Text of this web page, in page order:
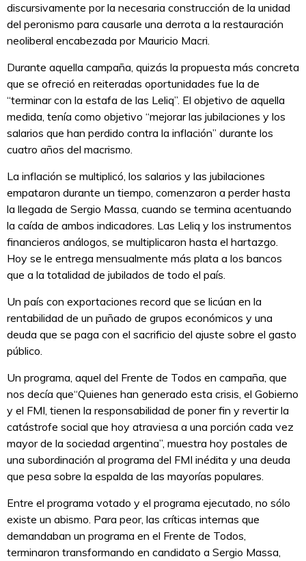
discursivamente por la necesaria construcción de la unidad
del peronismo para causarle una derrota a la restauración
neoliberal encabezada por Mauricio Macri.
Durante aquella campaña, quizás la propuesta más concreta
que se ofreció en reiteradas oportunidades fue la de
“terminar con la estafa de las Leliq”. El objetivo de aquella
medida, tenía como objetivo “mejorar las jubilaciones y los
salarios que han perdido contra la inflación” durante los
cuatro años del macrismo.
La inflación se multiplicó, los salarios y las jubilaciones
empataron durante un tiempo, comenzaron a perder hasta
la llegada de Sergio Massa, cuando se termina acentuando
la caída de ambos indicadores. Las Leliq y los instrumentos
financieros análogos, se multiplicaron hasta el hartazgo.
Hoy se le entrega mensualmente más plata a los bancos
que a la totalidad de jubilados de todo el país.
Un país con exportaciones record que se licúan en la
rentabilidad de un puñado de grupos económicos y una
deuda que se paga con el sacrificio del ajuste sobre el gasto
público.
Un programa, aquel del Frente de Todos en campaña, que
nos decía que“Quienes han generado esta crisis, el Gobierno
y el FMI, tienen la responsabilidad de poner fin y revertir la
catástrofe social que hoy atraviesa a una porción cada vez
mayor de la sociedad argentina”, muestra hoy postales de
una subordinación al programa del FMI inédita y una deuda
que pesa sobre la espalda de las mayorías populares.
Entre el programa votado y el programa ejecutado, no sólo
existe un abismo. Para peor, las críticas internas que
demandaban un programa en el Frente de Todos,
terminaron transformando en candidato a Sergio Massa,